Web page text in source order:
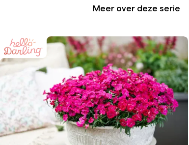
Meer over deze serie